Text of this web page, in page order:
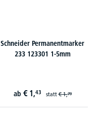
Schneider Permanentmarker
233 123301 1-5mm
ab € 1,43 statt€ 1,79